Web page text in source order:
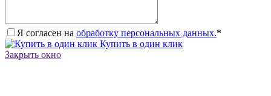
Я согласен на обработку персональных данных.*
Купить в один клик
Закрыть окно